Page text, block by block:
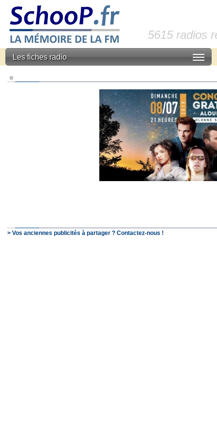
5615 radios
Les fiches radio
> Vos anciennes publicités à partager ? Contactez-nous !